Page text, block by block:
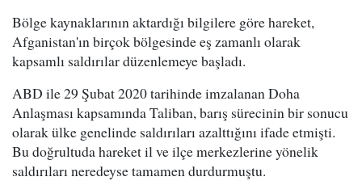
Bölge kaynaklarının aktardığı bilgilere göre hareket,
Afganistan'ın birçok bölgesinde eş zamanlı olarak
kapsamlı saldırılar düzenlemeye başladı.
ABD ile 29 Şubat 2020 tarihinde imzalanan Doha
Anlaşması kapsamında Taliban, barış sürecinin bir sonucu
olarak ülke genelinde saldırıları azalttığını ifade etmişti.
Bu doğrultuda hareket il ve ilçe merkezlerine yönelik
saldırıları neredeyse tamamen durdurmuştu.